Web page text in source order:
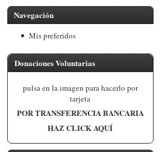
Navegación
Mis preferidos
Donaciones Voluntarias
pulsa en la imagen para hacerlo por
tarjeta
POR TRANSFERENCIA BANCARIA
HAZ CLICK AQUÍ